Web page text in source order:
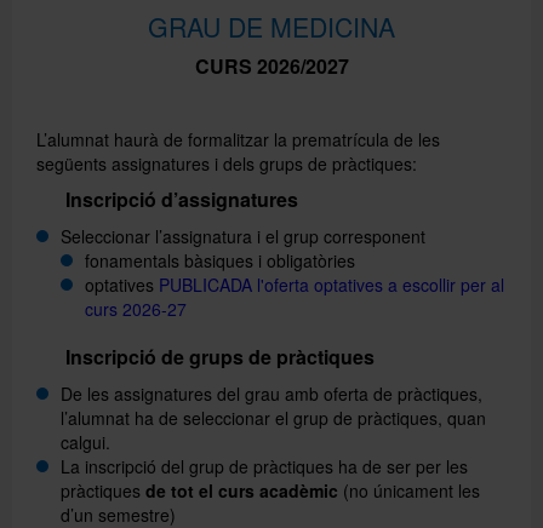
Directori
Español
English
GRAU DE MEDICINA
CURS 2026/2027
L’alumnat haurà de formalitzar la prematrícula de les
següents assignatures i dels grups de pràctiques:
Inscripció d’assignatures
Seleccionar l’assignatura i el grup corresponent
fonamentals bàsiques i obligatòries
optatives PUBLICADA l'oferta optatives a escollir per al
curs 2026-27
Inscripció de grups de pràctiques
De les assignatures del grau amb oferta de pràctiques,
l’alumnat ha de seleccionar el grup de pràctiques, quan
calgui.
La inscripció del grup de pràctiques ha de ser per les
pràctiques de tot el curs acadèmic (no únicament les
d’un semestre)